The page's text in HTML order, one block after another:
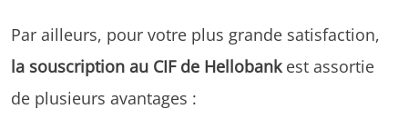
Par ailleurs, pour votre plus grande satisfaction,
la souscription au CIF de Hellobankest assortie
de plusieurs avantages :